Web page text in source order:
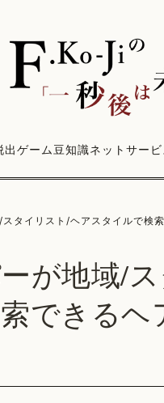
出ゲーム豆知識ネットサービ
タイリスト/ヘアスタイルで検
が地域/
できるヘ